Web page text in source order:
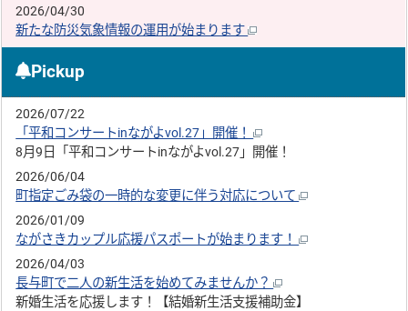
2026/04/30
新たな防災気象情報の運用が始まります
Pickup
2026/07/22
「平和コンサートinながよvol.27」開催！
8月9日「平和コンサートinながよvol.27」開催！
2026/06/04
町指定ごみ袋の一時的な変更に伴う対応について
2026/01/09
ながさきカップル応援パスポートが始まります！
2026/04/03
長与町で二人の新生活を始めてみませんか？
新婚生活を応援します！【結婚新生活支援補助金】